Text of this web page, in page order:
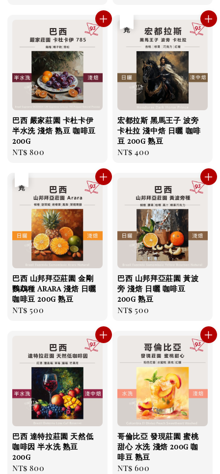
巴西 嚴家莊園 卡杜卡伊
半水洗 淺焙 熟豆 咖啡豆
200g
Regular
NT$ 800
宏都拉斯 黑馬王子 波旁
卡杜拉 淺中焙 日曬 咖啡
豆 200g 熟豆
Regular
NT$ 400
巴西 山邦拜亞莊園 金剛
鸚鵡種 Arara 淺焙 日曬
咖啡豆 200g 熟豆
Regular
NT$ 500
巴西 山邦拜亞莊園 黃波
旁 淺焙 日曬 咖啡豆
200g 熟豆
Regular
NT$ 500
巴西 達特拉莊園 天然低
咖啡因 半水洗 熟豆
200g
Regular
NT$ 800
哥倫比亞 發現莊園 蜜桃
甜心 水洗 淺焙 200g 咖
啡豆 熟豆
Regular
NT$ 600